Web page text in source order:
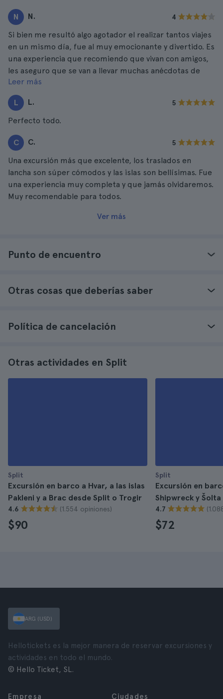
N N. 4
Si bien me resultó algo agotador el realizar tantos viajes
en un mismo día, fue al muy emocionante y divertido. Es
una experiencia que recomiendo que vivan con amigos,
les aseguro que se van a llevar muchas anécdotas de
esta excursión.
Leer más
L L. 5
Perfecto todo.
C C. 5
Una excursión más que excelente, los traslados en
lancha son súper cómodos y las islas son bellísimas. Fue
una experiencia muy completa y que jamás olvidaremos.
Muy recomendable para todos.
Ver más
Punto de encuentro
Otras cosas que deberías saber
Política de cancelación
Otras actividades en Split
Split
Excursión en barco a Hvar, a las islas
Pakleni y a Brac desde Split o Trogir
4.6 (1.554 opiniones)
$90
Split
Excursión en
Shipwreck y Šolta
4.7
$72
ARG (USD)
Hellotickets es la mejor manera de reservar excursiones y
actividades en todo el mundo.
© Hello Ticket, SL.
Empresa Ciudades